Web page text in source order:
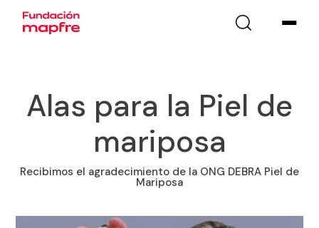
Alas para la Piel de
mariposa
Recibimos el agradecimiento de la ONG DEBRA Piel de
Mariposa